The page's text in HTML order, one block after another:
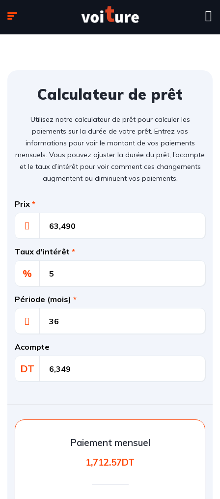
Calculateur de prêt
Utilisez notre calculateur de prêt pour calculer les
paiements sur la durée de votre prêt. Entrez vos
informations pour voir le montant de vos paiements
mensuels. Vous pouvez ajuster la durée du prêt, l’acompte
et le taux d’intérêt pour voir comment ces changements
augmentent ou diminuent vos paiements.
Prix *
Taux d'intérêt *
%
Période (mois) *
Acompte
DT
Paiement mensuel
1,712.57DT